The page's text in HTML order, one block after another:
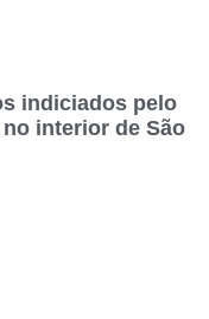
indiciados pelo
interior de São